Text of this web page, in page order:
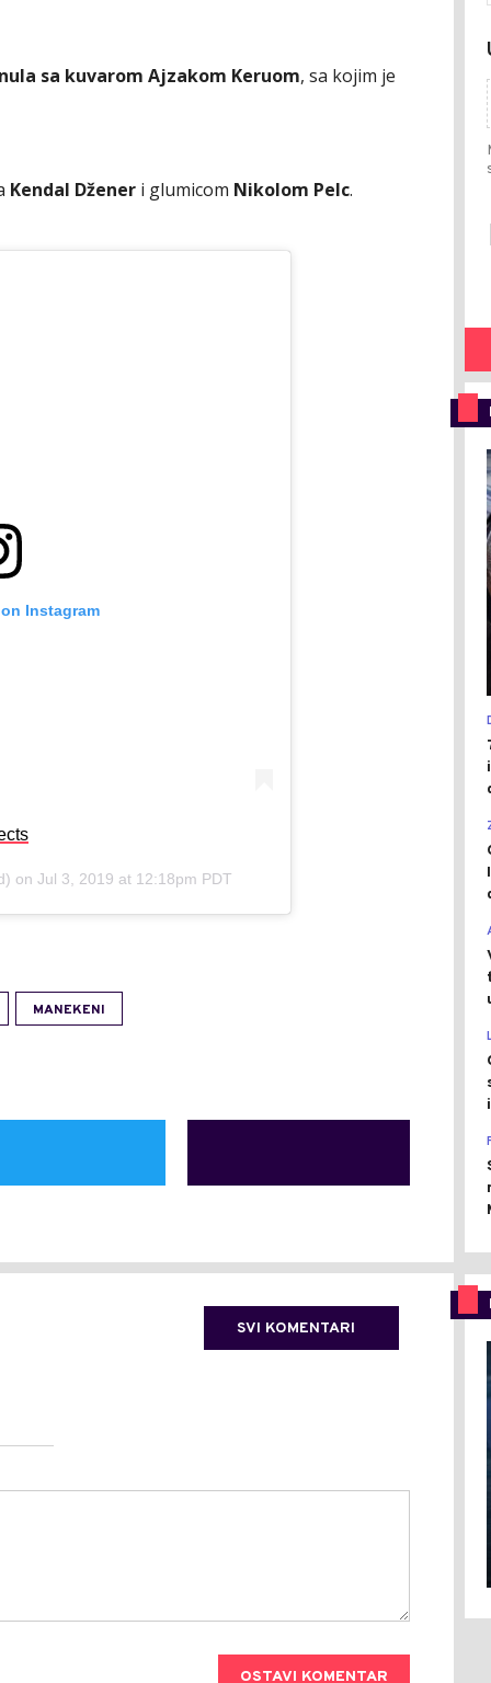
sa kuvarom Ajzakom Keruom, sa kojim je
Kendal Džener i glumicom Nikolom Pelc.
Instagram
on Jul 3, 2019 at 12:18pm PDT
MANEKENI
SVI KOMENTARI
OSTAVI KOMENTAR